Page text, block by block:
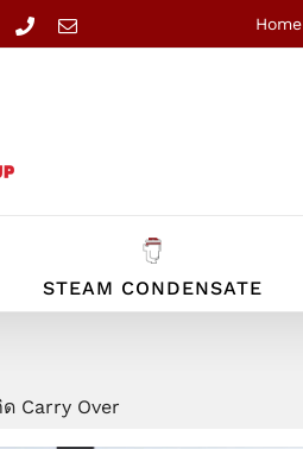
TiktokPhoneEmail Home
STEAM CONDENSATE
Carry Over